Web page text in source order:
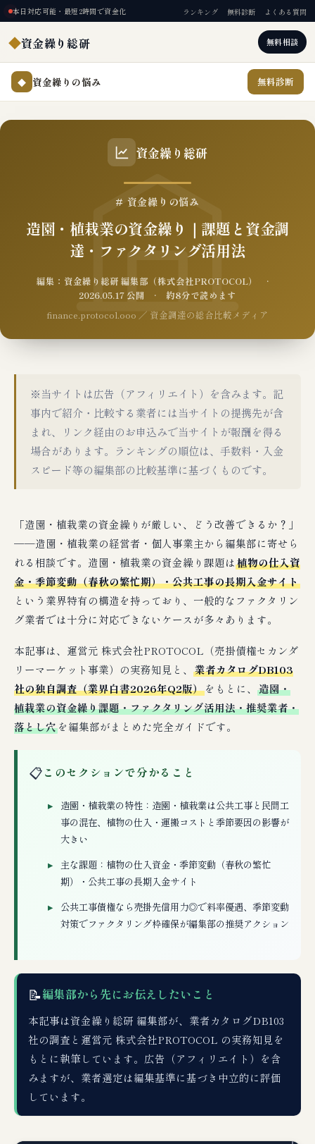
本日対応可能・最短2時間で資金化 ランキング 無料診断 よくある質問
◆資金繰り総研 無料相談
◆ 資金繰りの悩み 無料診断
資金繰り総研
# 資金繰りの悩み
造園・植栽業の資金繰り｜課題と資金調
達・ファクタリング活用法
編集：資金繰り総研 編集部（株式会社PROTOCOL） ·
2026.05.17 公開 · 約8分で読めます
finance.protocol.ooo ／ 資金調達の総合比較メディア
※当サイトは広告（アフィリエイト）を含みます。記
事内で紹介・比較する業者には当サイトの提携先が含
まれ、リンク経由のお申込みで当サイトが報酬を得る
場合があります。ランキングの順位は、手数料・入金
スピード等の編集部の比較基準に基づくものです。
「造園・植栽業の資金繰りが厳しい、どう改善できるか？」
──造園・植栽業の経営者・個人事業主から編集部に寄せら
れる相談です。造園・植栽業の資金繰り課題は植物の仕入資
金・季節変動（春秋の繁忙期）・公共工事の長期入金サイト
という業界特有の構造を持っており、一般的なファクタリン
グ業者では十分に対応できないケースが多々あります。
本記事は、運営元 株式会社PROTOCOL（売掛債権セカンダ
リーマーケット事業）の実務知見と、 業者カタログDB103
社の独自調査（業界白書2026年Q2版）をもとに、
造園・
植栽業の資金繰り課題・ファクタリング活用法・推奨業者・
落とし穴を編集部がまとめた完全ガイドです。
📋このセクションで分かること
造園・植栽業の特性：造園・植栽業は公共工事と民間工
事の混在、植物の仕入・運搬コストと季節要因の影響が
大きい
主な課題：植物の仕入資金・季節変動（春秋の繁忙
期）・公共工事の長期入金サイト
公共工事債権なら売掛先信用力◎で料率優遇、季節変動
対策でファクタリング枠確保が編集部の推奨アクション
📝編集部から先にお伝えしたいこと
本記事は資金繰り総研 編集部が、業者カタログDB103
社の調査と運営元 株式会社PROTOCOL の実務知見を
もとに執筆しています。広告（アフィリエイト）を含
みますが、業者選定は編集基準に基づき中立的に評価
しています。